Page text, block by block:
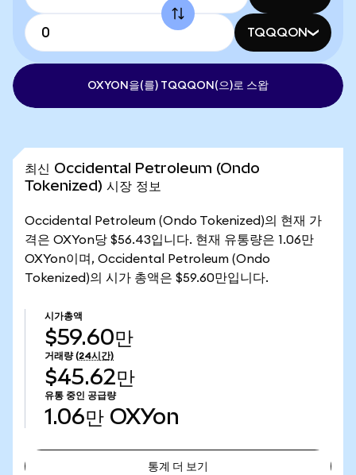
TQQQON
OXYON을(를) TQQQON(으)로 스왑
최신 Occidental Petroleum (Ondo
Tokenized) 시장 정보
Occidental Petroleum (Ondo Tokenized)의 현재 가
격은 OXYon당 $56.43입니다. 현재 유통량은 1.06만
OXYon이며, Occidental Petroleum (Ondo
Tokenized)의 시가 총액은 $59.60만입니다.
시가총액
$59.60만
거래량 (24시간)
$45.62만
유통 중인 공급량
1.06만 OXYon
통계 더 보기